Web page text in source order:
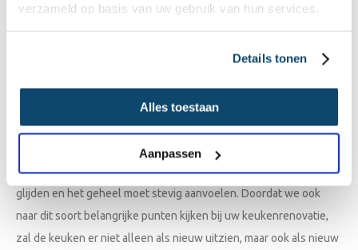
verzameld op basis van uw gebruik van hun services.
Details tonen
Alles toestaan
Aanpassen
vrijblijvend bij u langs. De adviseur bespreekt met u de wensen en
geheel nalopen om te kijken wat de sterke en de zwakke punten
schuifsystemen nog naar behoren en is de inbouwapparatuur
functioneel? We kijken niet alleen naar het uiterlijk van uw
keuken, want het is van even groot belang dat een keuken achter
de schermen ook goed in elkaar zit. De lades moeten soepel
glijden en het geheel moet stevig aanvoelen. Doordat we ook
naar dit soort belangrijke punten kijken bij uw keukenrenovatie,
zal de keuken er niet alleen als nieuw uitzien, maar ook als nieuw